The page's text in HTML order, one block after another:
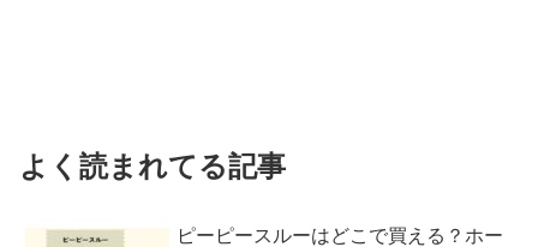
よく読まれてる記事
ピーピースルーはどこで買える？ホー